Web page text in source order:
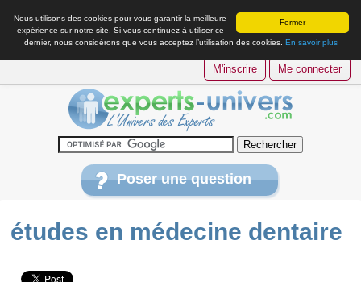
Fermer
Nous utilisons des cookies pour vous garantir la meilleure
expérience sur notre site. Si vous continuez à utiliser ce
dernier, nous considérons que vous acceptez l’utilisation des cookies. En savoir plus
M'inscrire Me connecter
Poser une question
études en médecine dentaire